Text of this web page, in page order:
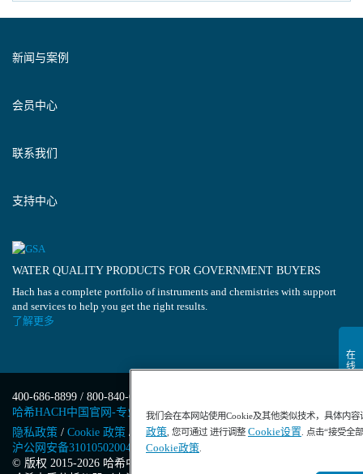
新闻与案例
会员中心
联系我们
支持中心
WATER QUALITY PRODUCTS FOR GOVERNMENT BUYERS
Hach has a complete portfolio of instruments and chemistries with support
and services to help you get the right results.
了解更多
400-686-8899 / 800-840-6026
哈希HACH中国官网-专业水质分析仪器
隐私政策 / Cookie 政策 / Cookie 设置/沪ICP备13034148号-4/
沪公网安备31010502004971号/沪(浦)应急管危经许[2023]201871
© 版权 2015-2026 哈希中国版权所有
我们会在本网站使用Cookie及其他类似技术，具体内
政策, 您可通过 进行调整 Cookie设置. 点击“接受全
Cookie政策.